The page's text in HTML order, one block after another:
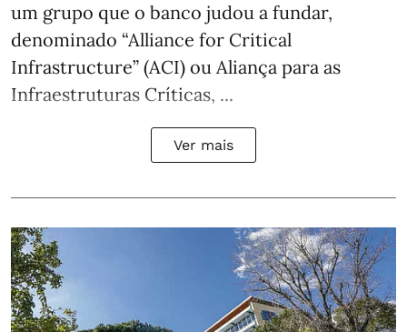
um grupo que o banco judou a fundar,
denominado “Alliance for Critical
Infrastructure” (ACI) ou Aliança para as
Infraestruturas Críticas, ...
Ver mais